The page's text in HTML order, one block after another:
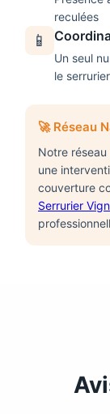
reculées
📱
Un seul
le
🚀 Réseau
Notre
une
couverture
Serrurier